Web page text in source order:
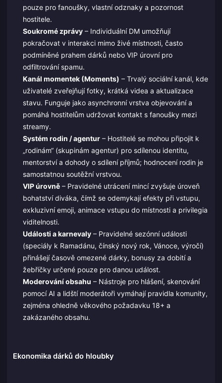
pouze pro fanoušky, vlastní odznaky a pozornost
hostitele.
Soukromé zprávy– Individuální DM umožňují
pokračovat v interakci mimo živé místnosti, často
podmíněné prahem dárků nebo VIP úrovní pro
odfiltrování spamu.
Kanál momentek (Moments) – Trvalý sociální kanál, kde
uživatelé zveřejňují fotky, krátká videa a aktualizace
stavu. Funguje jako asynchronní vrstva objevování a
pomáhá hostitelům udržovat kontakt s fanoušky mezi
streamy.
Systém rodin / agentur– Hostitelé se mohou připojit k
„rodinám“ (skupinám agentur) pro sdílenou identitu,
mentorství a dohody o sdílení příjmů; hodnocení rodin je
samostatnou soutěžní vrstvou.
VIP úrovně– Pravidelné utrácení mincí zvyšuje úroveň
bohatství diváka, čímž se odemykají efekty při vstupu,
exkluzivní emoji, animace vstupu do místnosti a privilegia
viditelnosti.
Události a karnevaly– Pravidelné sezónní události
(speciály k Ramadánu, čínský nový rok, Vánoce, výročí)
přinášejí časově omezené dárky, bonusy za dobití a
žebříčky určené pouze pro danou událost.
Moderování obsahu – Nástroje pro hlášení, skenování
pomocí AI a lidští moderátoři vymáhají pravidla komunity,
zejména ohledně věkového požadavku 18+ a
zakázaného obsahu.
Ekonomika dárků do hloubky